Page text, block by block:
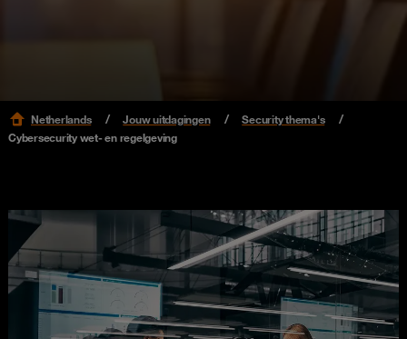
Netherlands Jouw uitdagingen
Security thema's
Cybersecurity wet- en regelgeving